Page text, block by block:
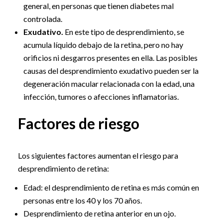
general, en personas que tienen diabetes mal
controlada.
Exudativo. En este tipo de desprendimiento, se
acumula líquido debajo de la retina, pero no hay
orificios ni desgarros presentes en ella. Las posibles
causas del desprendimiento exudativo pueden ser la
degeneración macular relacionada con la edad, una
infección, tumores o afecciones inflamatorias.
Factores de riesgo
Los siguientes factores aumentan el riesgo para
desprendimiento de retina:
Edad: el desprendimiento de retina es más común en
personas entre los 40 y los 70 años.
Desprendimiento de retina anterior en un ojo.